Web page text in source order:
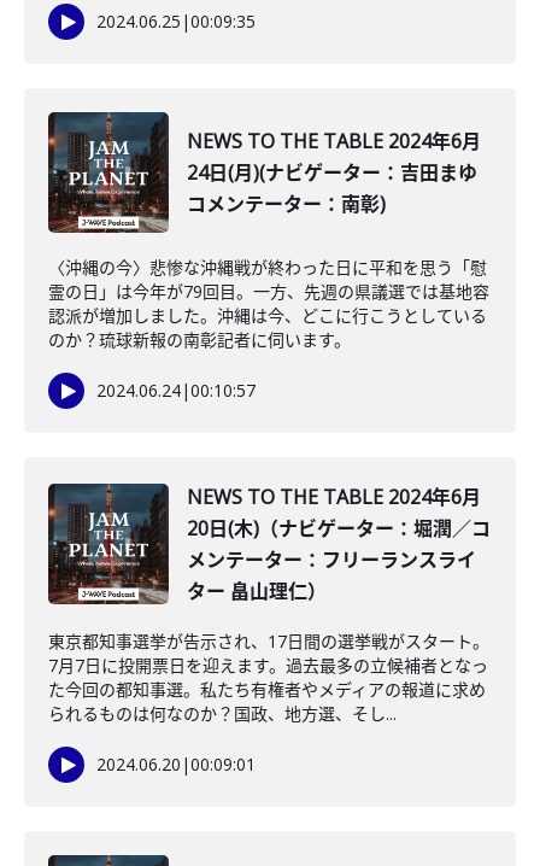
2024.06.25 |00:09:35
NEWS TO THE TABLE 2024年6月
24日(月)(ナビゲーター：吉田まゆ
コメンテーター：南彰)
〈沖縄の今〉悲惨な沖縄戦が終わった日に平和を思う「慰
霊の日」は今年が79回目。一方、先週の県議選では基地容
認派が増加しました。沖縄は今、どこに行こうとしている
のか？琉球新報の南彰記者に伺います。
2024.06.24|00:10:57
NEWS TO THE TABLE 2024年6月
20日(木)（ナビゲーター：堀潤／コ
メンテーター：フリーランスライ
ター 畠山理仁）
東京都知事選挙が告示され、17日間の選挙戦がスタート。
7月7日に投開票日を迎えます。過去最多の立候補者となっ
た今回の都知事選。私たち有権者やメディアの報道に求め
られるものは何なのか？国政、地方選、そし...
2024.06.20 |00:09:01